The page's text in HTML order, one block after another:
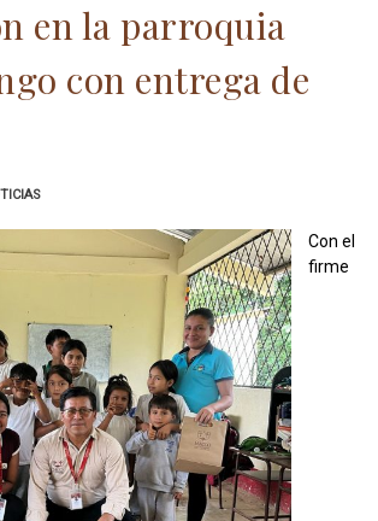
en la parroquia
con entrega de
Con el
firme